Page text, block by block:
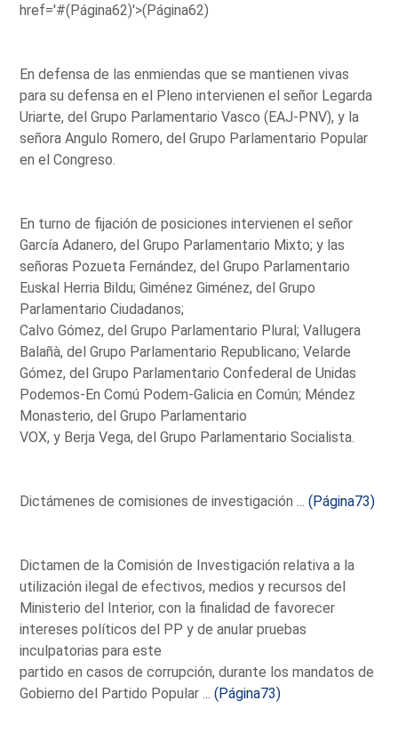
href='#(Página62)'>(Página62)
En defensa de las enmiendas que se mantienen vivas
para su defensa en el Pleno intervienen el señor Legarda
Uriarte, del Grupo Parlamentario Vasco (EAJ-PNV), y la
señora Angulo Romero, del Grupo Parlamentario Popular
en el Congreso.
En turno de fijación de posiciones intervienen el señor
García Adanero, del Grupo Parlamentario Mixto; y las
señoras Pozueta Fernández, del Grupo Parlamentario
Euskal Herria Bildu; Giménez Giménez, del Grupo
Parlamentario Ciudadanos;
Calvo Gómez, del Grupo Parlamentario Plural; Vallugera
Balañà, del Grupo Parlamentario Republicano; Velarde
Gómez, del Grupo Parlamentario Confederal de Unidas
Podemos-En Comú Podem-Galicia en Común; Méndez
Monasterio, del Grupo Parlamentario
VOX, y Berja Vega, del Grupo Parlamentario Socialista.
Dictámenes de comisiones de investigación ...(Página73)
Dictamen de la Comisión de Investigación relativa a la
utilización ilegal de efectivos, medios y recursos del
Ministerio del Interior, con la finalidad de favorecer
intereses políticos del PP y de anular pruebas
inculpatorias para este
partido en casos de corrupción, durante los mandatos de
Gobierno del Partido Popular ...(Página73)